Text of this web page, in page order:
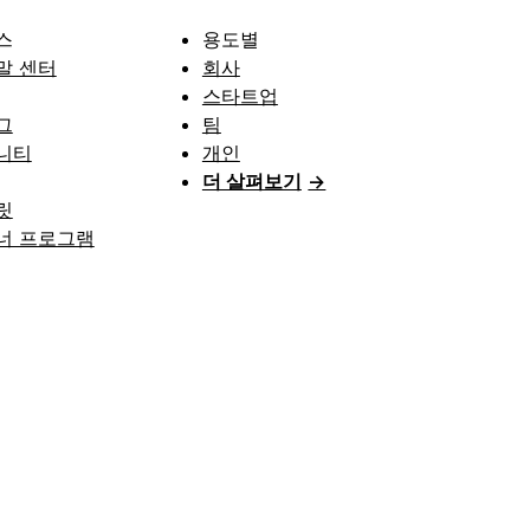
센터
티
프로그램
용도별
회사
스타트업
팀
개인
더 살펴보기 →